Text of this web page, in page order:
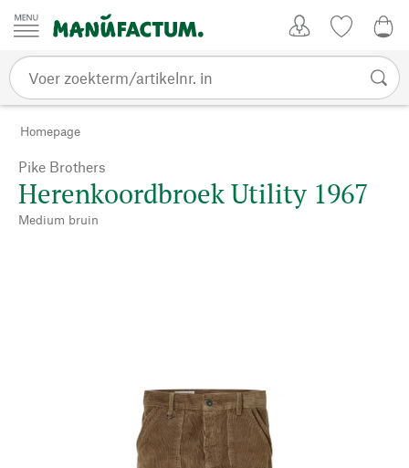
Passer au contenu
Homepage
Pike Brothers
Herenkoordbroek Utility 1967
Medium bruin